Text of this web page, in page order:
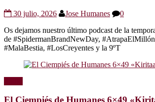
30 julio, 2026 Jose Humanes
0
Os dejamos nuestro último podcast de la
de #SpidermanBrandNewDay,
#MalaBestia, #LosCreyentes y la 9ºT